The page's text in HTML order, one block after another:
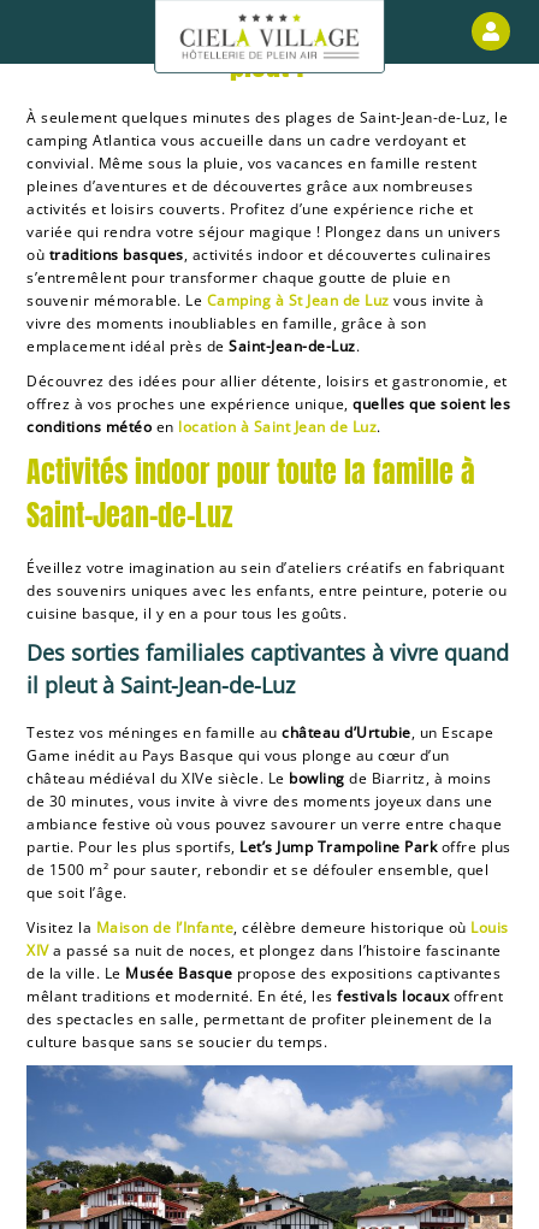
Que faire à Saint-Jean-de-Luz quand il
pleut ?
À seulement quelques minutes des plages de Saint-Jean-de-Luz, le
camping Atlantica vous accueille dans un cadre verdoyant et
convivial. Même sous la pluie, vos vacances en famille restent
pleines d’aventures et de découvertes grâce aux nombreuses
activités et loisirs couverts. Profitez d’une expérience riche et
variée qui rendra votre séjour magique ! Plongez dans un univers
où traditions basques, activités indoor et découvertes culinaires
s’entremêlent pour transformer chaque goutte de pluie en
souvenir mémorable. Le Camping à St Jean de Luz vous invite à
vivre des moments inoubliables en famille, grâce à son
emplacement idéal près deSaint-Jean-de-Luz.
Découvrez des idées pour allier détente, loisirs et gastronomie, et
offrez à vos proches une expérience unique,quelles que soient les
conditions météo en location à Saint Jean de Luz.
Activités indoor pour toute la famille à
Saint-Jean-de-Luz
Éveillez votre imagination au sein d’ateliers créatifs en fabriquant
des souvenirs uniques avec les enfants, entre peinture, poterie ou
cuisine basque, il y en a pour tous les goûts.
Des sorties familiales captivantes à vivre quand
il pleut à Saint-Jean-de-Luz
Testez vos méninges en famille auchâteau d’Urtubie, un Escape
Game inédit au Pays Basque qui vous plonge au cœur d’un
château médiéval du XIVe siècle. Le bowlingde Biarritz, à moins
de 30 minutes, vous invite à vivre des moments joyeux dans une
ambiance festive où vous pouvez savourer un verre entre chaque
partie. Pour les plus sportifs, Let’s Jump Trampoline Parkoffre plus
de 1500 m² pour sauter, rebondir et se défouler ensemble, quel
que soit l’âge.
Visitez la Maison de l’Infante, célèbre demeure historique où Louis
XIVa passé sa nuit de noces, et plongez dans l’histoire fascinante
de la ville. Le Musée Basque propose des expositions captivantes
mêlant traditions et modernité. En été, lesfestivals locauxoffrent
des spectacles en salle, permettant de profiter pleinement de la
culture basque sans se soucier du temps.